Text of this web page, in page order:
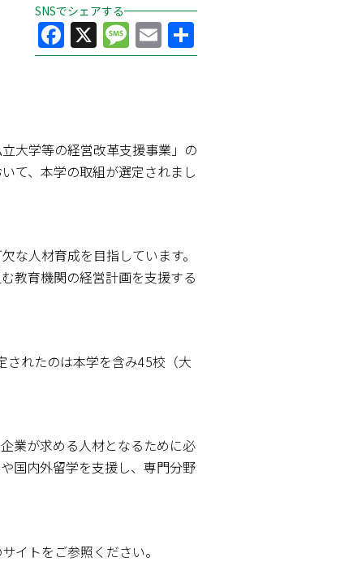
SNSでシェアする
Facebook
X Message
Email
有
大学等の経営改革支援事業」の
て、本学の取組が選定されまし
な人材育成を目指しています。
教育機関の経営計画を支援する
れたのは本学を含み45校（大
業が求める人材となるために必
国内外留学を支援し、専門分野
イトをご参照ください。